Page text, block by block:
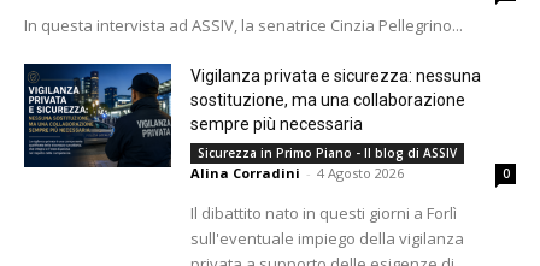
In questa intervista ad ASSIV, la senatrice Cinzia Pellegrino...
Vigilanza privata e sicurezza: nessuna
sostituzione, ma una collaborazione
sempre più necessaria
Sicurezza in Primo Piano - Il blog di ASSIV
Alina Corradini - 4 Agosto 2026 0
Il dibattito nato in questi giorni a Forlì
sull'eventuale impiego della vigilanza